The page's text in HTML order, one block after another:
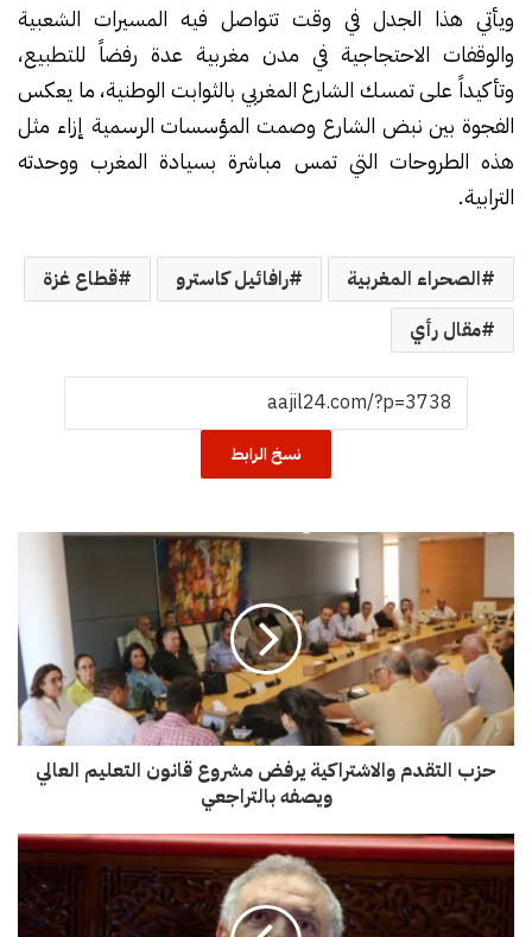
ويأتي هذا الجدل في وقت تتواصل فيه المسيرات الشعبية
والوقفات الاحتجاجية في مدن مغربية عدة رفضاً للتطبيع،
وتأكيداً على تمسك الشارع المغربي بالثوابت الوطنية، ما يعكس
الفجوة بين نبض الشارع وصمت المؤسسات الرسمية إزاء مثل
هذه الطروحات التي تمس مباشرة بسيادة المغرب ووحدته
الترابية.
الصحراء المغربية رافائيل كاسترو
قطاع غزة
مقال رأي
نسخ الرابط
ب
ا
ل
ت
ق
د
م
ا
ش
حزب التقدم والاشتراكية يرفض مشروع قانون التعليم العالي
ويصفه بالتراجعي
ا
ل